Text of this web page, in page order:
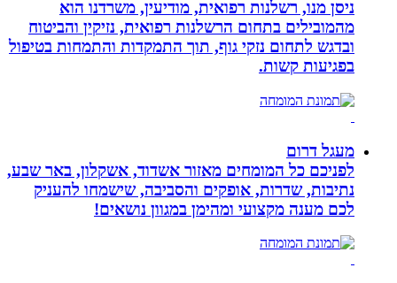
ניסן מנו, רשלנות רפואית, מודיעין, משרדנו הוא
מהמובילים בתחום הרשלנות רפואית, נזיקין והביטוח
ובדגש לתחום נזקי גוף, תוך התמקדות והתמחות בטיפול
בפגיעות קשות.
מעגל דרום
לפניכם כל המומחים מאזור אשדוד, אשקלון, באר שבע,
נתיבות, שדרות, אופקים והסביבה, שישמחו להעניק
לכם מענה מקצועי ומהימן במגוון נושאים!